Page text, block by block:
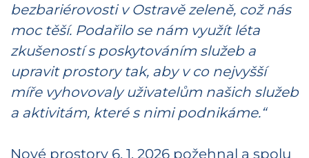
bezbariérovosti v Ostravě zeleně, což nás
moc těší. Podařilo se nám využít léta
zkušeností s poskytováním služeb a
upravit prostory tak, aby v co nejvyšší
míře vyhovovaly uživatelům našich služeb
a aktivitám, které s nimi podnikáme.“
Nové prostory 6. 1. 2026 požehnal a spolu